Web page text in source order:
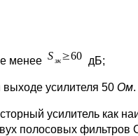
менее дБ;
усилителя 50 Ом.
усилитель как
полосовых фильтров